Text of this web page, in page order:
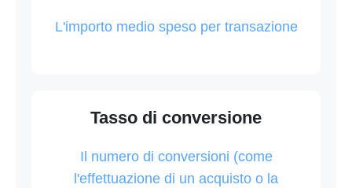
L'importo medio speso per transazione
Tasso di conversione
Il numero di conversioni (come
l'effettuazione di un acquisto o la